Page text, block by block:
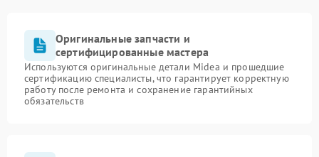
Оригинальные запчасти и
сертифицированные мастера
Используются оригинальные детали Midea и прошедшие
сертификацию специалисты, что гарантирует корректную
работу после ремонта и сохранение гарантийных
обязательств